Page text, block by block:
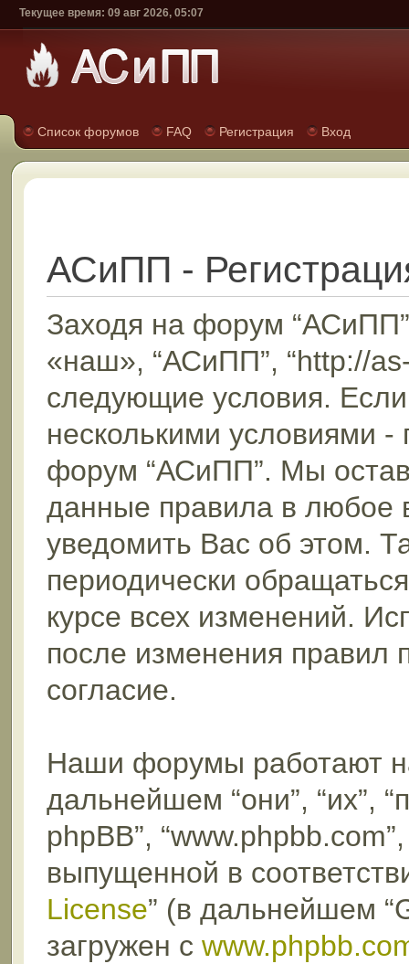
Текущее время: 09 авг 2026, 05:07
Список форумов FAQ Регистрация Вход
АСиПП -
Заходя на форум
«наш», “АСиПП”, “http://
следующие условия.
несколькими условиями -
форум “АСиПП”. Мы
данные правила в любое
уведомить Вас об этом.
периодически
курсе всех изменений.
после изменения правил
согласие.
Наши форумы работают
дальнейшем “они”, “их”,
phpBB”,
выпущенной в
License” (в дальнейшем
загружен с